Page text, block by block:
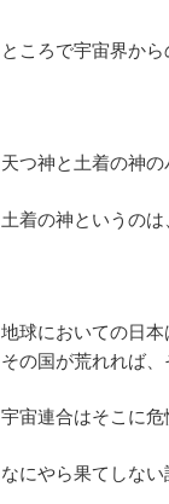
ところで宇宙界から
天つ神と土着の神の
土着の神というのは
地球においての日本
その国が荒れれば、
宇宙連合はそこに危
なにやら果てしない